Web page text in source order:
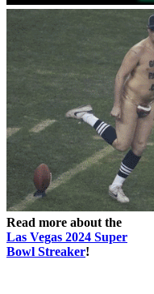
Read more about the
Las Vegas 2024 Super
Bowl Streaker!